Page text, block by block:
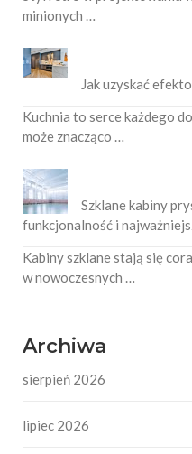
minionych …
Jak uzyskać
Kuchnia to serce każdego
może znacząco …
Szklane kabiny
funkcjonalność i
Kabiny szklane stają się
w nowoczesnych …
Archiwa
sierpień 2026
lipiec 2026